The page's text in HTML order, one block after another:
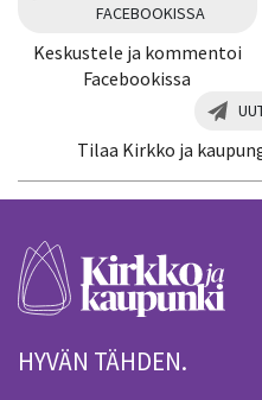
FACEBOOKISSA
Keskustele ja kommentoi
Facebookissa
Tilaa Kirkko ja
HYVÄN TÄHDEN.